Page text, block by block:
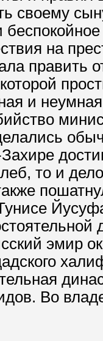
своему
на
править
и
то и
эмир
Во